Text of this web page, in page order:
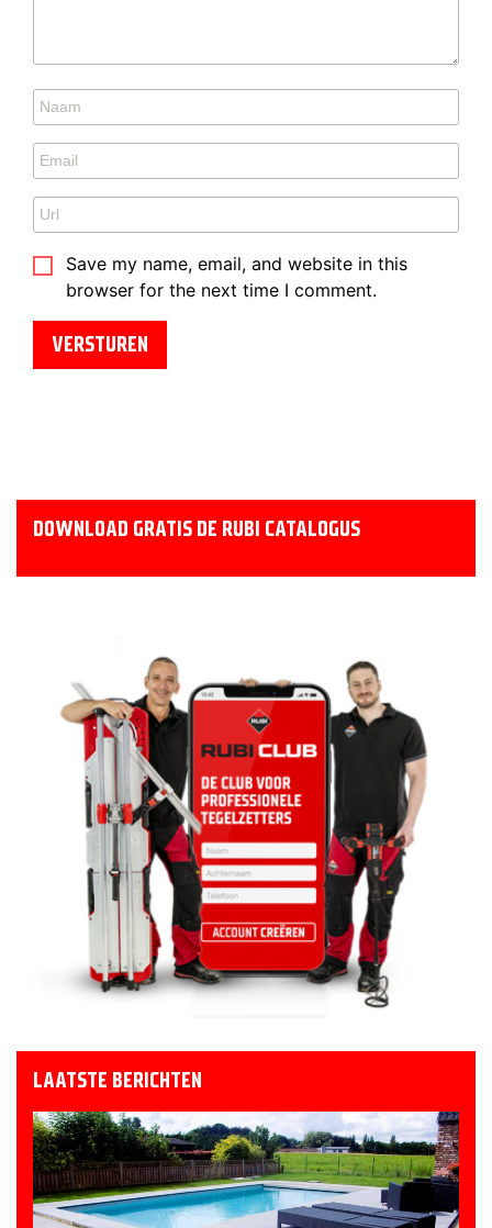
Save my name, email, and website in this
browser for the next time I comment.
DOWNLOAD GRATIS DE RUBI CATALOGUS
LAATSTE BERICHTEN